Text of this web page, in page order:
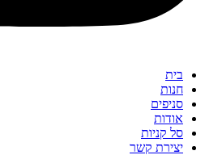
בית
חנות
סניפים
אודות
סל קניות
יצירת קשר